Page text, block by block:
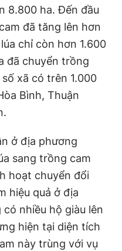
8.800 ha. Đến đầu
đã tăng lên hơn
chỉ còn hơn 1.600
đã chuyển trồng
xã có trên 1.000
Bình, Thuận
ở địa phương
sang trồng cam
hoạt chuyển đổi
hiệu quả ở địa
nhiều hộ giàu lên
hiện tại diện tích
này trùng với vụ